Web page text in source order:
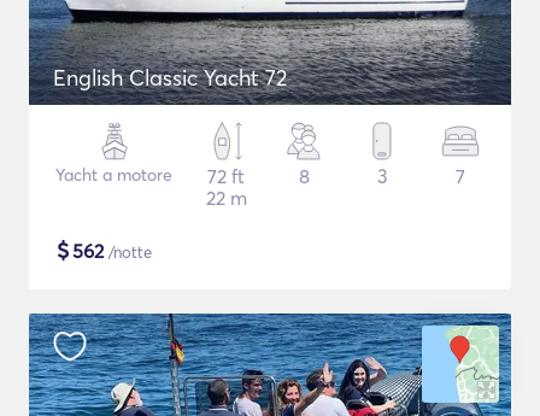
English Classic Yacht 72
Yacht a motore
72 ft
22 m
8 3 7
$562/notte